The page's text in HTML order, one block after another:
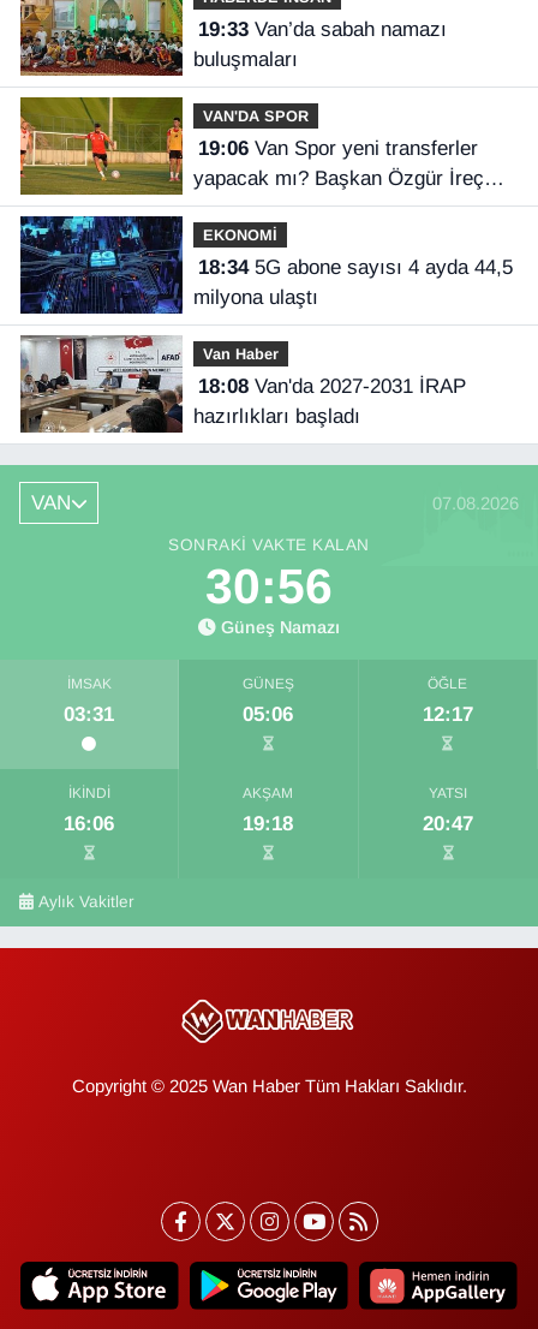
19:33Van’da sabah namazı
buluşmaları
VAN'DA SPOR
19:06Van Spor yeni transferler
yapacak mı? Başkan Özgür İreç
İlhan açıkladı
EKONOMİ
18:345G abone sayısı 4 ayda 44,5
milyona ulaştı
Van Haber
18:08Van'da 2027-2031 İRAP
hazırlıkları başladı
VAN 07.08.2026
SONRAKI VAKTE KALAN
30:56
Güneş Namazı
İMSAK
03:31
GÜNEŞ
05:06
ÖĞLE
12:17
İKINDI
16:06
AKŞAM
19:18
YATSI
20:47
Aylık Vakitler
Copyright © 2025 Wan Haber Tüm Hakları Saklıdır.